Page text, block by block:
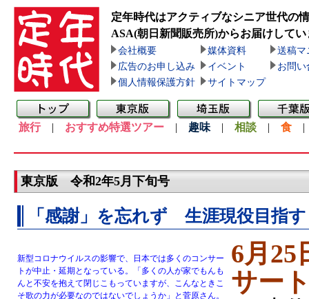
定年時代はアクティブなシニア世代の
ASA(朝日新聞販売所)からお届けしてい
会社概要 媒体資料
送稿マ
広告のお申し込み
イベント
お問い
個人情報保護方針
サイトマップ
旅行| おすすめ特選ツアー | 趣味 | 相談 | 食
東京版 令和2年5月下旬号
「感謝」を忘れず 生涯現役目指す
新型コロナウイルスの影響で、日本では多くのコンサー
トが中止・延期となっている。「多くの人が家でもんも
んと不安を抱えて閉じこもっていますが、こんなときこ
そ歌の力が必要なのではないでしょうか」と菅原さん。
6月25
サー